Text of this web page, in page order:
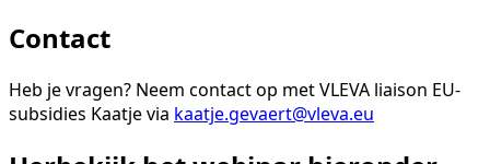
Contact
Heb je vragen? Neem contact op met VLEVA liaison EU-
subsidies Kaatje via kaatje.gevaert@vleva.eu